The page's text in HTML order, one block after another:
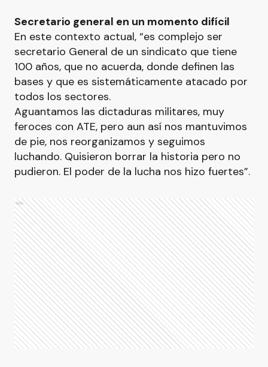
Secretario general en un momento difícil
En este contexto actual, “es complejo ser
secretario General de un sindicato que tiene
100 años, que no acuerda, donde definen las
bases y que es sistemáticamente atacado por
todos los sectores.
Aguantamos las dictaduras militares, muy
feroces con ATE, pero aun así nos mantuvimos
de pie, nos reorganizamos y seguimos
luchando. Quisieron borrar la historia pero no
pudieron. El poder de la lucha nos hizo fuertes”.
Ads